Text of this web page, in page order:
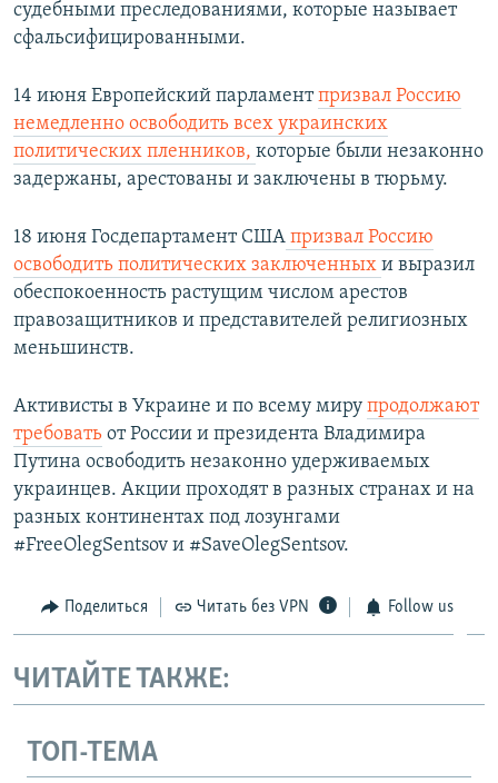
судебными преследованиями, которые называет
сфальсифицированными.
14 июня Европейский парламентпризвал Россию
немедленно освободить всех украинских
политических пленников, которые были незаконно
задержаны, арестованы и заключены в тюрьму.
18 июня Госдепартамент США призвал Россию
освободить политических заключенных и выразил
обеспокоенность растущим числом арестов
правозащитников и представителей религиозных
меньшинств.
Активисты в Украине и по всему миру продолжают
требовать от России и президента Владимира
Путина освободить незаконно удерживаемых
украинцев. Акции проходят в разных странах и на
разных континентах под лозунгами​
#FreeOlegSentsov и #SaveOlegSentsov.
Поделиться Читать без VPN Follow us
ЧИТАЙТЕ ТАКЖЕ:
ТОП-ТЕМА